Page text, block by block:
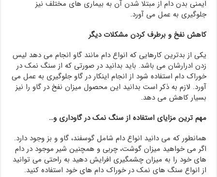
ایمنی بدن دام از مبتلا شدن آن به بیماری های مختلف نیز
جلوگیری به عمل می آورد.
کاهش نفخ و برطرف کردن مشکلات دیگر
یکی از بدترین کارهایی که انواع دام مانند گاو انجام می دهد لیس
زدن ادرارشان می باشد. باید بدانید در صورتی که از سنگ نمک در
خوراک دام استفاده شود از انجام اینکار در گاو جلوگیری به عمل می
آورد. لازم به ذکر است بدانید این محصول میزان نفخ در گاو را نیز
بسیار کاهش می دهد.
مهم ترین مزایای استفاده از سنگ نمک در گاوداری و…
همانطور که می دانید انواع دام شامل گوسفند، گاو و بز وجود دارد.
اگر می خواهید میزان گوشت، چربی و همچنین شیر موجود در دام
های خود را به میزان چشمگیری افرایش دهید به راحتی می توانید
از انواع سنگ های نمک در خوراک دام های خود استفاده کنید.